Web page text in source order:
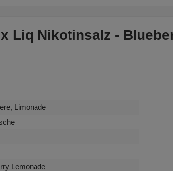
Liq Nikotinsalz -
Limonade
Lemonade